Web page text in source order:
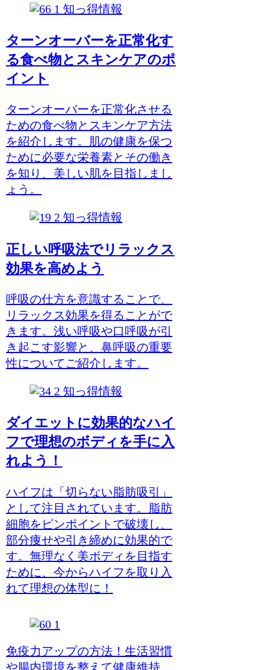
知っ得情報
ターンオーバーを正常化す
る食べ物とスキンケアのポ
イント
ターンオーバーを正常化させる
ための食べ物とスキンケア方法
を紹介します。肌の健康を保つ
ために必要な栄養素とその働き
を知り、美しい肌を目指しまし
ょう。
知っ得情報
正しい呼吸法でリラックス
効果を高めよう
呼吸の仕方を意識することで、
リラックス効果を得ることがで
きます。浅い呼吸や口呼吸が引
き起こす影響と、鼻呼吸の重要
性についてご紹介します。
知っ得情報
ダイエットに効果的なハイ
フで理想のボディを手に入
れよう！
ハイフは「切らない脂肪吸引」
として注目されています。脂肪
細胞をピンポイントで破壊し、
部分痩せや引き締めに効果的で
す。無理なく美ボディを目指す
ために、今からハイフを取り入
れて理想の体型に！
免疫力アップの方法！生活習慣
や腸内環境を整えて健康維持